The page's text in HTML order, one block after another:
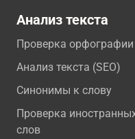
Анализ текста
Проверка орфографии
Анализ текста (SEO)
Синонимы к слову
Проверка
слов